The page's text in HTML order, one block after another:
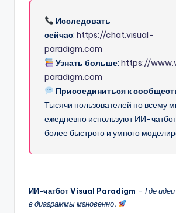
Исследовать
сейчас:https://chat.visual-
paradigm.com
Узнать больше:https://
paradigm.com
Присоединиться к
Тысячи пользователей по всему
ежедневно используют ИИ-
более быстрого и умного
ИИ-чатбот Visual Paradigm – Где
в диаграммы мгновенно.